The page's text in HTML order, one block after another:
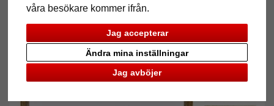
våra besökare kommer ifrån.
Jag accepterar
Jag avböjer
Ändra mina inställningar
Tillbaka